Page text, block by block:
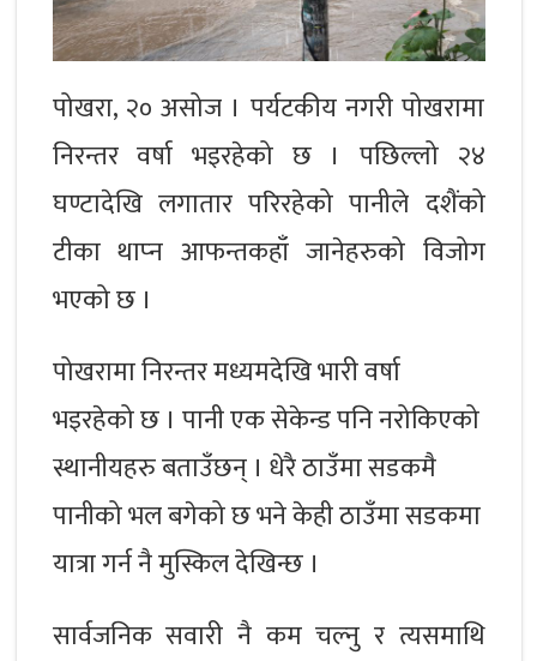
पोखरा, २० असोज । पर्यटकीय नगरी पोखरामा
निरन्तर वर्षा भइरहेको छ । पछिल्लो २४
घण्टादेखि लगातार परिरहेको पानीले दशैंको
टीका थाप्‍न आफन्तकहाँ जानेहरुको विजोग
भएको छ ।
पोखरामा निरन्तर मध्यमदेखि भारी वर्षा
भइरहेको छ । पानी एक सेकेन्ड पनि नरोकिएको
स्थानीयहरु बताउँछन् । धेरै ठाउँमा सडकमै
पानीको भल बगेको छ भने केही ठाउँमा सडकमा
यात्रा गर्न नै मुस्किल देखिन्छ ।
सार्वजनिक सवारी नै कम चल्नु र त्यसमाथि